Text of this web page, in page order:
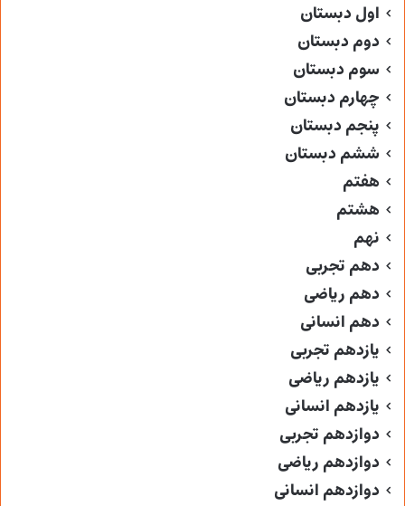
اول دبستان
دوم دبستان
سوم دبستان
چهارم دبستان
پنجم دبستان
ششم دبستان
هفتم
هشتم
نهم
دهم تجربی
دهم ریاضی
دهم انسانی
یازدهم تجربی
یازدهم ریاضی
یازدهم انسانی
دوازدهم تجربی
دوازدهم ریاضی
دوازدهم انسانی